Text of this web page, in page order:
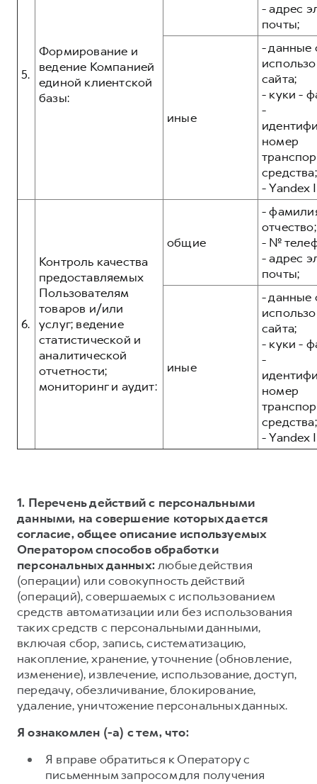
5.
Формирование и
ведение Компанией
единой клиентской
базы:
- адрес
почты;
иные
- данные
сайта;
- куки -
-
номер
средства;
- Yandex
6.
Контроль качества
предоставляемых
Пользователям
товаров и/или
услуг; ведение
статистической и
аналитической
отчетности;
мониторинг и аудит:
общие
-
отчество;
- №
- адрес
почты;
иные
- данные
сайта;
- куки -
-
номер
средства;
- Yandex
1. Перечень действий с персональными
данными, на совершение которых дается
согласие, общее описание используемых
Оператором способов обработки
персональных данных:любые действия
(операции) или совокупность действий
(операций), совершаемых с использованием
средств автоматизации или без использования
таких средств с персональными данными,
включая сбор, запись, систематизацию,
накопление, хранение, уточнение (обновление,
изменение), извлечение, использование, доступ,
передачу, обезличивание, блокирование,
удаление, уничтожение персональных данных.
Я ознакомлен (-а) с тем, что:
Я вправе обратиться к Оператору с
письменным запросом для получения